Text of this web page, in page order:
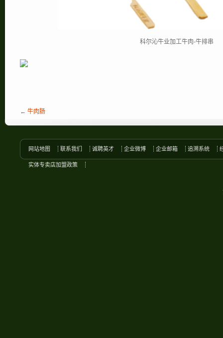
科尔沁牛业加工牛肉-牛排串
← 牛肉肠
网站地图 联系我们 诚聘英才 企业微博 企业邮箱 追溯系统
实体专卖店加盟政策